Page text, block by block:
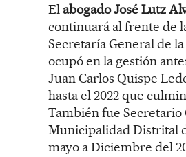
El abogado José Lutz
continuará al frente de
Secretaría General de
ocupó en la gestión
Juan Carlos Quispe
hasta el 2022 que
También fue Secretario
Municipalidad Distrital
mayo a Diciembre del